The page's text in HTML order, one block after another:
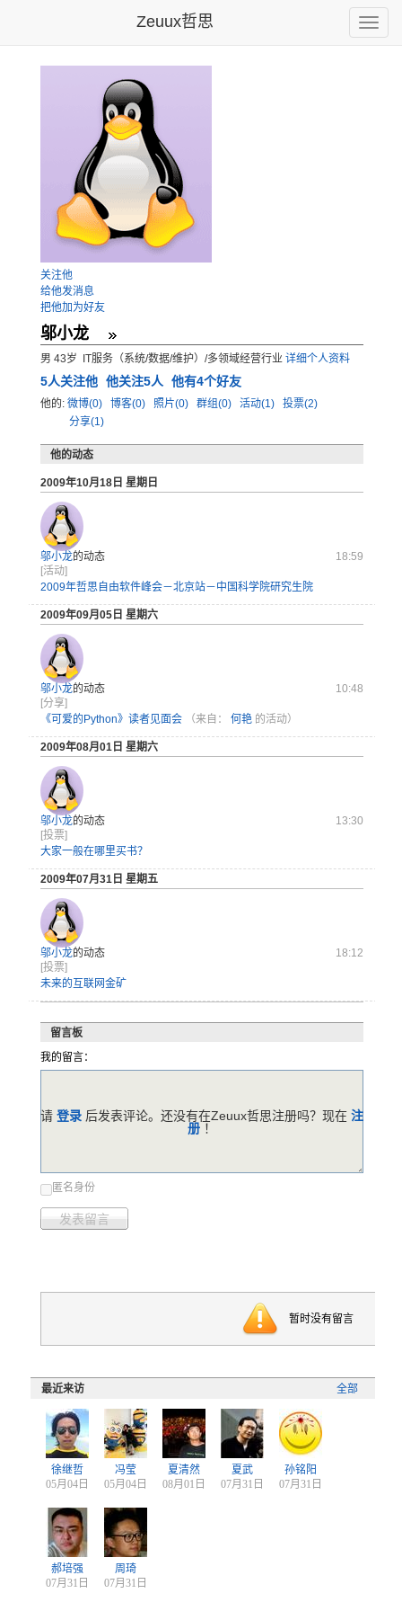
Toggle
Zeuux哲思
关注他
给他发消息
把他加为好友
邬小龙
男 43岁 IT服务（系统/数据/维护）/多领域经营行业 详细个人资料
5人关注他 他关注5人 他有4个好友
他的: 微博(0) 博客(0) 照片(0) 群组(0) 活动(1)
投票(2)
分享(1)
他的动态
2009年10月18日 星期日
邬小龙的动态
18:59
[活动]
2009年哲思自由软件峰会－北京站－中国科学院研究生院
2009年09月05日 星期六
邬小龙的动态
10:48
[分享]
《可爱的Python》读者见面会
（来自： 何艳 的活动）
2009年08月01日 星期六
邬小龙的动态
13:30
[投票]
大家一般在哪里买书？
2009年07月31日 星期五
邬小龙的动态
18:12
[投票]
未来的互联网金矿
留言板
我的留言：
匿名身份
发表留言
请 登录 后发表评论。还没有在Zeuux哲思注册吗？现在 注
册 ！
暂时没有留言
全部
最近来访
徐继哲
05月04日
冯莹
05月04日
夏清然
08月01日
夏武
07月31日
孙铭阳
07月31日
郝培强
07月31日
周琦
07月31日